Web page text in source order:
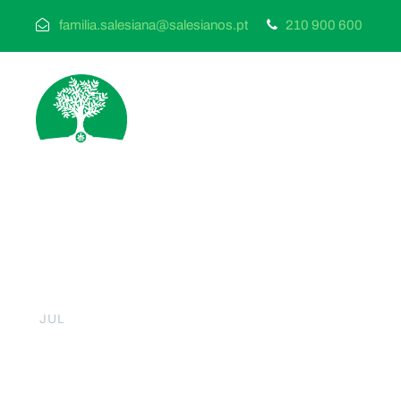
familia.salesiana@salesianos.pt 210 900 600
JUL